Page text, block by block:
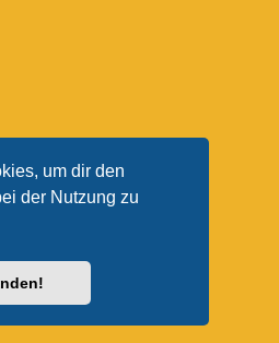
um dir den
der Nutzung zu